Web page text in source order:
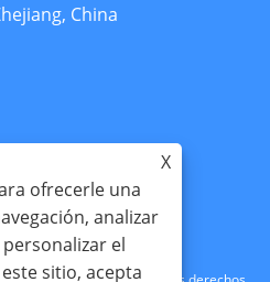
China
X
ofrecerle una
analizar
el
sitio, acepta